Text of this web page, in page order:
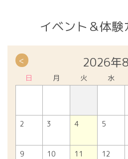
イベント＆体験
< 2026年
日 月 火 水
2 3 4 5
9 10 11 12